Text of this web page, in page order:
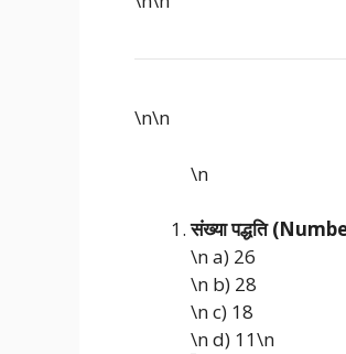
\n\n
\n
संख्या पद्धति
\n a) 26
\n b) 28
\n c) 18
\n d) 11\n